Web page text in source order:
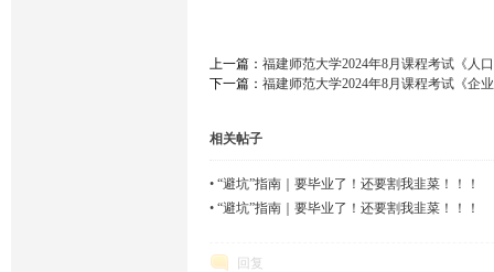
上一篇： 福建师范大学2024年8月课程考试《人
下一篇： 福建师范大学2024年8月课程考试《企
相关帖子
• “避坑”指南｜要毕业了！还要割我韭菜！！！
• “避坑”指南｜要毕业了！还要割我韭菜！！！
回复